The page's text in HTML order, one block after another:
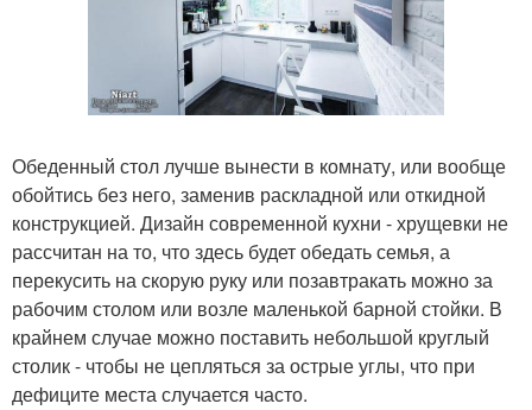
Обеденный стол лучше вынести в комнату, или вообще
обойтись без него, заменив раскладной или откидной
конструкцией. Дизайн современной кухни - хрущевки не
рассчитан на то, что здесь будет обедать семья, а
перекусить на скорую руку или позавтракать можно за
рабочим столом или возле маленькой барной стойки. В
крайнем случае можно поставить небольшой круглый
столик - чтобы не цепляться за острые углы, что при
дефиците места случается часто.